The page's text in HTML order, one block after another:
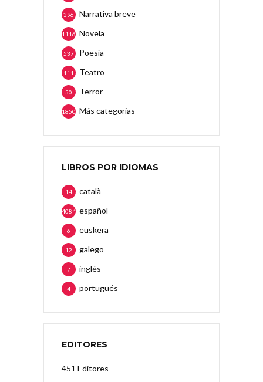
Narrativa breve
396
Novela
1116
Poesía
537
Teatro
111
Terror
50
Más categorias
1850
LIBROS POR IDIOMAS
català
14
español
4084
euskera
6
galego
12
inglés
7
portugués
4
EDITORES
451 Editores